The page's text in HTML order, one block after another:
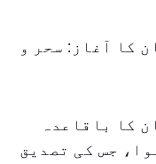
کا آغاز: سحر و
کا باقاعدہ
جس کی تصدیق